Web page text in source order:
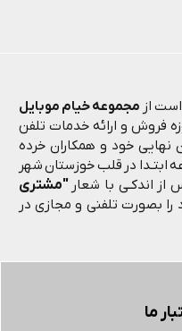
از مجموعه خیام موبایل
فروش و ارائه خدمات تلفن
نهایی خود و همکاران خرده
ابتـدا در قلب خوزستان شهر
از اندکـی با شعار "مشتری
را بصورت تلفنی و مجازی در
ما